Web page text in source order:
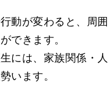
動が変わると、周
できます。
には、家族関係・
います。